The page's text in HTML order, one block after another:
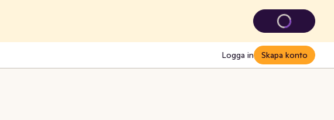
Logga in Skapa konto